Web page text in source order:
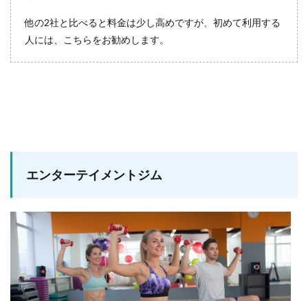
他の2社と比べると料金は少し高めですが、初めて利用する
人には、こちらをお勧めします。
エンターテイメントジム